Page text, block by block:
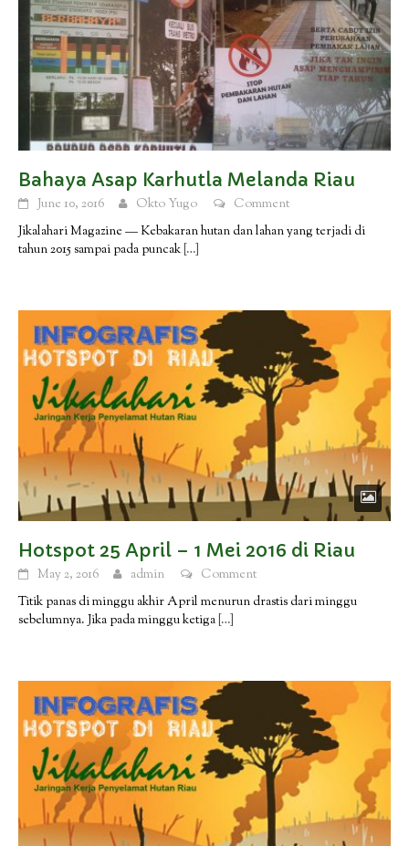
Bahaya Asap Karhutla Melanda Riau
June 10, 2016 Okto Yugo
Comment
Jikalahari Magazine — Kebakaran hutan dan lahan yang terjadi di
tahun 2015 sampai pada puncak […]
Hotspot 25 April – 1 Mei 2016 di Riau
May 2, 2016 admin
Comment
Titik panas di minggu akhir April menurun drastis dari minggu
sebelumnya. Jika pada minggu ketiga […]